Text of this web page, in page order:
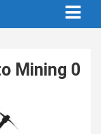
Mining 0